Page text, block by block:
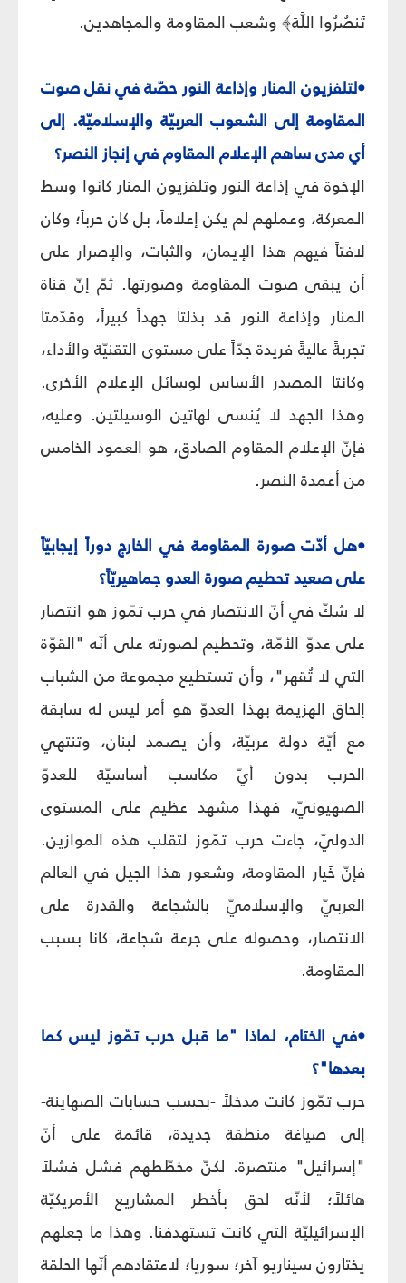
تَنصُرُوا اللَّهَ﴾ وشعب المقاومة والمجاهدين.
•لتلفزيون المنار وإذاعة النور حصّة في نقل صوت
المقاومة إلى الشعوب العربيّة والإسلاميّة. إلى
أي مدى ساهم الإعلام المقاوم في إنجاز النصر؟
الإخوة في إذاعة النور وتلفزيون المنار كانوا وسط
المعركة، وعملهم لم يكن إعلاماً، بل كان حرباً؛ وكان
لافتاً فيهم هذا الإيمان، والثبات، والإصرار على
أن يبقى صوت المقاومة وصورتها. ثمّ إنّ قناة
المنار وإذاعة النور قد بذلتا جهداً كبيراً، وقدّمتا
تجربةً عاليةً فريدة جدّاً على مستوى التقنيّة والأداء،
وكانتا المصدر الأساس لوسائل الإعلام الأخرى.
وهذا الجهد لا يُنسى لهاتين الوسيلتين. وعليه،
فإنّ الإعلام المقاوم الصادق، هو العمود الخامس
من أعمدة النصر.
•هل أدّت صورة المقاومة في الخارج دوراً إيجابيّاً
على صعيد تحطيم صورة العدو جماهيريّاً؟
لا شكّ في أنّ الانتصار في حرب تمّوز هو انتصار
على عدوّ الأمّة، وتحطيم لصورته على أنّه "القوّة
التي لا تُقهر"، وأن تستطيع مجموعة من الشباب
إلحاق الهزيمة بهذا العدوّ هو أمر ليس له سابقة
مع أيّة دولة عربيّة، وأن يصمد لبنان، وتنتهي
الحرب بدون أيّ مكاسب أساسيّة للعدوّ
الصهيونيّ، فهذا مشهد عظيم على المستوى
الدوليّ، جاءت حرب تمّوز لتقلب هذه الموازين.
فإنّ خَيار المقاومة، وشعور هذا الجيل في العالم
العربيّ والإسلاميّ بالشجاعة والقدرة على
الانتصار، وحصوله على جرعة شجاعة، كانا بسبب
المقاومة.
•في الختام، لماذا "ما قبل حرب تمّوز ليس كما
بعدها"؟
حرب تمّوز كانت مدخلاً -بحسب حسابات الصهاينة-
إلى صياغة منطقة جديدة، قائمة على أنّ
"إسرائيل" منتصرة. لكنّ مخطّطهم فشل فشلاً
هائلاً؛ لأنّه لحق بأخطر المشاريع الأمريكيّة
الإسرائيليّة التي كانت تستهدفنا. وهذا ما جعلهم
يختارون سيناريو آخر؛ سوريا؛ لاعتقادهم أنّها الحلقة